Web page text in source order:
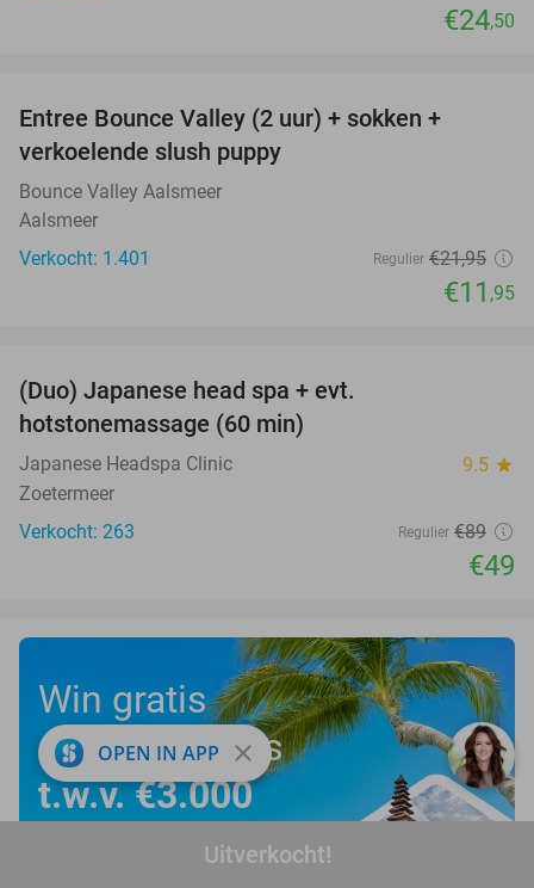
Uitverkocht!
€24,50
Entree Bounce Valley (2 uur) + sokken +
verkoelende slush puppy
Bounce Valley Aalsmeer
Aalsmeer
Verkocht: 1.401
Regulier €21,95
€11 ,95
(Duo) Japanese head spa + evt.
hotstonemassage (60 min)
Japanese Headspa Clinic 9.5 star
Zoetermeer
Verkocht: 263
Regulier €89
€49
Win gratis
een droomreis
t.w.v. €3.000
OPEN IN APP close